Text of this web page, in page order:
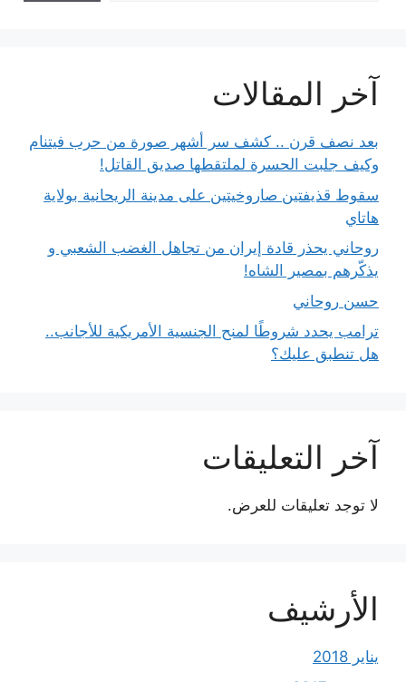
آخر المقالات
بعد نصف قرن .. كشف سر أشهر صورة من حرب فيتنام
وكيف جلبت الحسرة لملتقطها صديق القاتل!
سقوط قذيفتين صاروخيتين على مدينة الريحانية بولاية
هاتاي
روحاني يحذر قادة إيران من تجاهل الغضب الشعبي و
يذكّرهم بمصير الشاه!
حسن روحاني
ترامب يحدد شروطًا لمنح الجنسية الأمريكية للأجانب..
هل تنطبق عليك؟
آخر التعليقات
لا توجد تعليقات للعرض.
الأرشيف
يناير 2018